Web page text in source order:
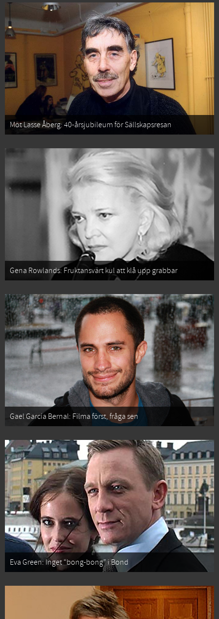
Möt Lasse Åberg: 40-årsjubileum för Sällskapsresan
Gena Rowlands: Fruktansvärt kul att klå upp grabbar
Gael García Bernal: Filma först, fråga sen
Eva Green: Inget “bong-bong” i Bond